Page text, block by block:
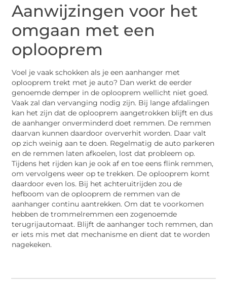
Aanwijzingen voor het
omgaan met een
oplooprem
Voel je vaak schokken als je een aanhanger met
oplooprem trekt met je auto? Dan werkt de eerder
genoemde demper in de oplooprem wellicht niet goed.
Vaak zal dan vervanging nodig zijn. Bij lange afdalingen
kan het zijn dat de oplooprem aangetrokken blijft en dus
de aanhanger onverminderd doet remmen. De remmen
daarvan kunnen daardoor oververhit worden. Daar valt
op zich weinig aan te doen. Regelmatig de auto parkeren
en de remmen laten afkoelen, lost dat probleem op.
Tijdens het rijden kan je ook af en toe eens flink remmen,
om vervolgens weer op te trekken. De oplooprem komt
daardoor even los. Bij het achteruitrijden zou de
hefboom van de oplooprem de remmen van de
aanhanger continu aantrekken. Om dat te voorkomen
hebben de trommelremmen een zogenoemde
terugrijautomaat. Blijft de aanhanger toch remmen, dan
er iets mis met dat mechanisme en dient dat te worden
nagekeken.